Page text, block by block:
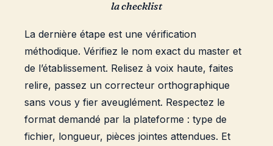
la checklist
La dernière étape est une vérification
méthodique. Vérifiez le nom exact du master et
de l’établissement. Relisez à voix haute, faites
relire, passez un correcteur orthographique
sans vous y fier aveuglément. Respectez le
format demandé par la plateforme : type de
fichier, longueur, pièces jointes attendues. Et